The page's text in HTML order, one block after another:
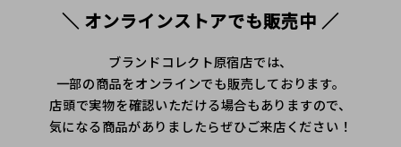
＼ オンラインストアでも販売中 ／
ブランドコレクト原宿店では、
一部の商品をオンラインでも販売しております。
店頭で実物を確認いただける場合もありますので、
気になる商品がありましたらぜひご来店ください！